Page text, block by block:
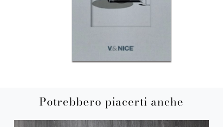
Potrebbero piacerti anche